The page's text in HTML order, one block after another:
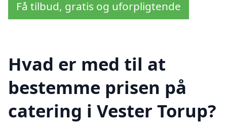
Få tilbud, gratis og uforpligtende
Hvad er med til at
bestemme prisen på
catering i Vester Torup?